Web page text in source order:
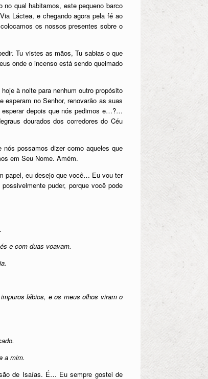
qual habitamos, este pequeno barco
Láctea, e chegando agora pela fé ao
os nossos presentes sobre o
Tu vistes as mãos, Tu sabias o que
onde o incenso está sendo queimado
à noite para nenhum outro propósito
no Senhor, renovarão as suas
esperar depois que nós pedimos e…?…
dourados dos corredores do Céu
possamos dizer como aqueles que
em Seu Nome. Amém.
papel, eu desejo que você… Eu vou ter
puder, porque você pode
e com duas voavam.
lábios, e os meus olhos viram o
a mim.
de Isaías. É… Eu sempre gostei de